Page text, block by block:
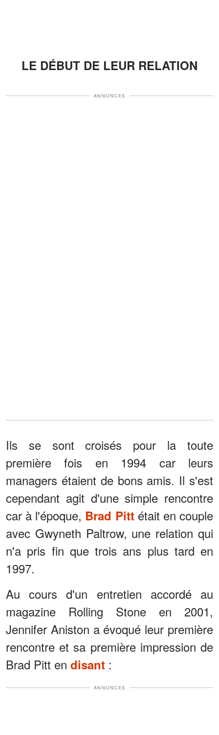
LE DÉBUT DE LEUR RELATION
ANNONCES
Ils se sont croisés pour la toute
première fois en 1994 car leurs
managers étaient de bons amis. Il s'est
cependant agit d'une simple rencontre
car à l'époque, Brad Pittétait en couple
avec Gwyneth Paltrow, une relation qui
n'a pris fin que trois ans plus tard en
1997.
Au cours d'un entretien accordé au
magazine Rolling Stone en 2001,
Jennifer Aniston a évoqué leur première
rencontre et sa première impression de
Brad Pitt en disant :
ANNONCES